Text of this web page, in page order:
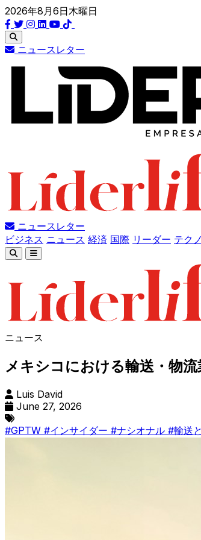
2026年8月6日木曜日
ニュースレター
ニュースレター
ビジネス ニュース 経済 国際 リーダー テク
ニュース
メキシコにおける輸送・物
Luis David
June 27, 2026
#GPTW #インサイダー #ナシオナル #輸送